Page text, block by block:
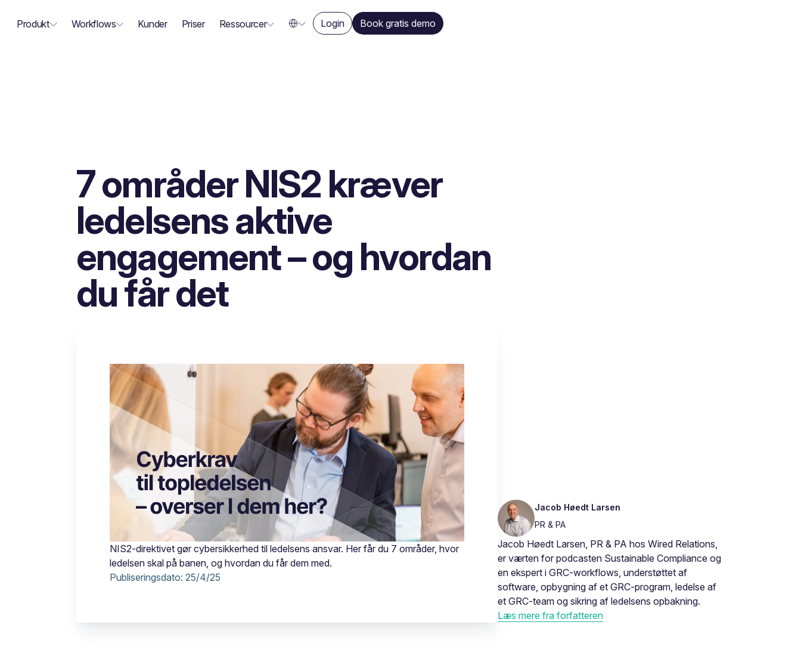
Produkt Workflows Kunder Priser Ressourcer Login Book gratis demo
7 områder NIS2 kræver
ledelsens aktive
engagement – og hvordan
du får det
NIS2-direktivet gør cybersikkerhed til ledelsens ansvar. Her får du 7 områder, hvor
ledelsen skal på banen, og hvordan du får dem med.
Publiseringsdato: 25/4/25
Jacob Høedt Larsen
PR & PA
Jacob Høedt Larsen, PR & PA hos Wired Relations,
er værten for podcasten Sustainable Compliance og
en ekspert i GRC-workflows, understøttet af
software, opbygning af et GRC-program, ledelse af
et GRC-team og sikring af ledelsens opbakning.
Læs mere fra forfatteren